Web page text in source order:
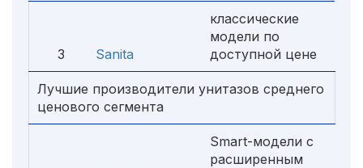
3 Sanita
классические
модели по
доступной цене
Лучшие производители унитазов среднего
ценового сегмента
Smart-модели с
расширенным